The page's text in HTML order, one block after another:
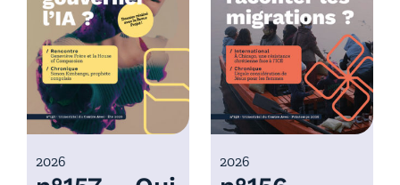
2026 2026